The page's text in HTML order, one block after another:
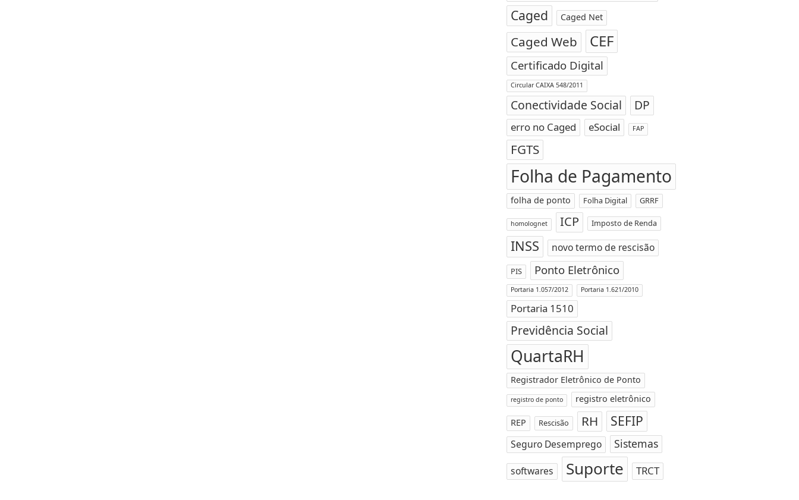
Caged Caged Net
Caged Web CEF
Certificado Digital
Circular CAIXA 548/2011
Conectividade Social DP
erro no Caged eSocial FAP
FGTS
Folha de Pagamento
folha de ponto Folha Digital GRRF
homolognet ICP Imposto de Renda
INSS novo termo de rescisão
PIS Ponto Eletrônico
Portaria 1.057/2012 Portaria 1.621/2010
Portaria 1510
Previdência Social
QuartaRH
Registrador Eletrônico de Ponto
registro de ponto registro eletrônico
REP Rescisão RH SEFIP
Seguro Desemprego Sistemas
softwares Suporte TRCT